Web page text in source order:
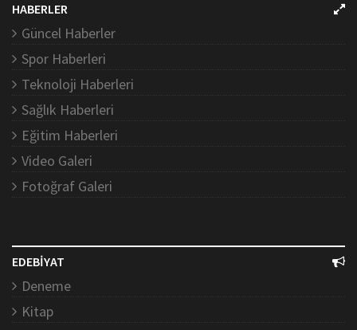
HABERLER
Güncel Haberler
Spor Haberleri
Teknoloji Haberleri
Sağlık Haberleri
Eğitim Haberleri
Video Galeri
Fotoğraf Galeri
EDEBİYAT
Deneme
Kitap